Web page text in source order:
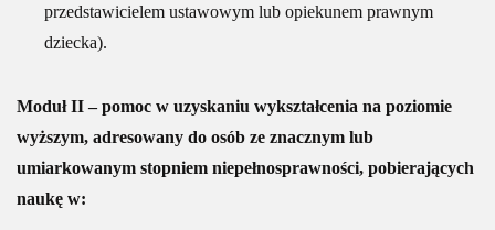
przedstawicielem ustawowym lub opiekunem prawnym
dziecka).
Moduł II – pomoc w uzyskaniu wykształcenia na poziomie
wyższym, adresowany do osób ze znacznym lub
umiarkowanym stopniem niepełnosprawności, pobierających
naukę w: